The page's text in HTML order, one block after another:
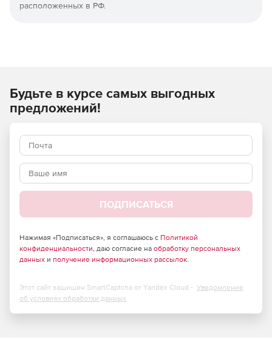
расположенных в РФ.
объектов, расположенных в Российской Федерации.
Будьте в курсе самых выгодных
предложений!
ПОДПИСАТЬСЯ
Нажимая «Подписаться», я соглашаюсь с Политикой
конфиденциальности, даю согласие на обработку персональных
данных и получение информационных рассылок.
Этот сайт защищен SmartCaptcha от Yandex Cloud - Уведомление
об условиях обработки данных